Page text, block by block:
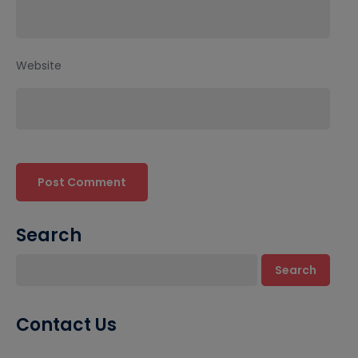
Website
Search
Search
Contact Us